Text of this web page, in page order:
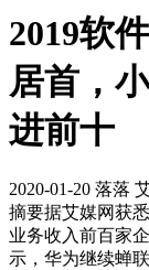
2019软
居首，
进前十
2020-01-20 落落
摘要据艾媒网获
业务收入前百家
示，华为继续蝉